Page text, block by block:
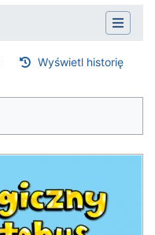
Wyświetl historię